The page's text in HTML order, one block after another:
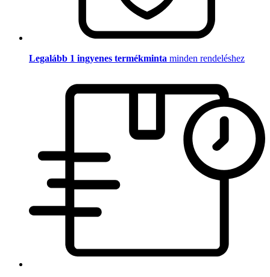
Legalább 1 ingyenes termékminta minden rendeléshez